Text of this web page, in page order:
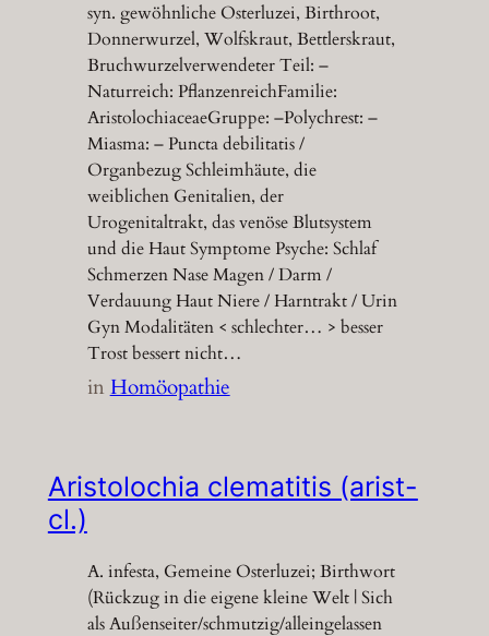
syn. gewöhnliche Osterluzei, Birthroot,
Donnerwurzel, Wolfskraut, Bettlerskraut,
Bruchwurzelverwendeter Teil: –
Naturreich: PflanzenreichFamilie:
AristolochiaceaeGruppe: –Polychrest: –
Miasma: – Puncta debilitatis /
Organbezug Schleimhäute, die
weiblichen Genitalien, der
Urogenitaltrakt, das venöse Blutsystem
und die Haut Symptome Psyche: Schlaf
Schmerzen Nase Magen / Darm /
Verdauung Haut Niere / Harntrakt / Urin
Gyn Modalitäten < schlechter… > besser
Trost bessert nicht…
inHomöopathie
Aristolochia clematitis (arist-
cl.)
A. infesta, Gemeine Osterluzei; Birthwort
(Rückzug in die eigene kleine Welt | Sich
als Außenseiter/schmutzig/alleingelassen